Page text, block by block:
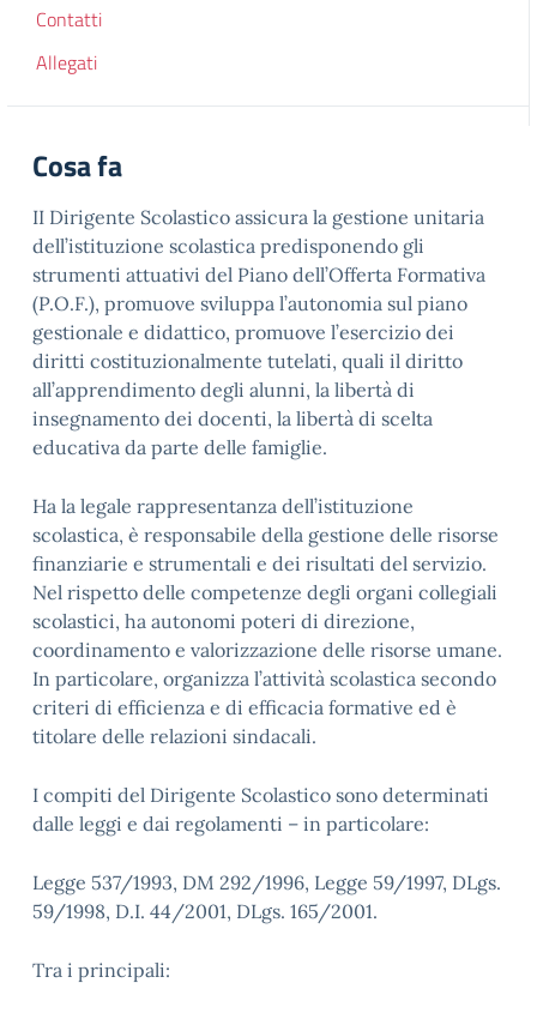
Contatti
Allegati
Cosa fa
II Dirigente Scolastico assicura la gestione unitaria
dell’istituzione scolastica predisponendo gli
strumenti attuativi del Piano dell’Offerta Formativa
(P.O.F.), promuove sviluppa l’autonomia sul piano
gestionale e didattico, promuove l’esercizio dei
diritti costituzionalmente tutelati, quali il diritto
all’apprendimento degli alunni, la libertà di
insegnamento dei docenti, la libertà di scelta
educativa da parte delle famiglie.
Ha la legale rappresentanza dell’istituzione
scolastica, è responsabile della gestione delle risorse
finanziarie e strumentali e dei risultati del servizio.
Nel rispetto delle competenze degli organi collegiali
scolastici, ha autonomi poteri di direzione,
coordinamento e valorizzazione delle risorse umane.
In particolare, organizza l’attività scolastica secondo
criteri di efficienza e di efficacia formative ed è
titolare delle relazioni sindacali.
I compiti del Dirigente Scolastico sono determinati
dalle leggi e dai regolamenti – in particolare:
Legge 537/1993, DM 292/1996, Legge 59/1997, DLgs.
59/1998, D.I. 44/2001, DLgs. 165/2001.
Tra i principali: